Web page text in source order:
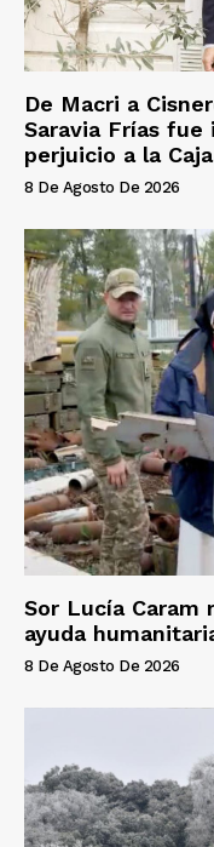
De Macri a
Saravia Frías
perjuicio a la
8 De Agosto De 2026
Sor Lucía Caram
ayuda
8 De Agosto De 2026